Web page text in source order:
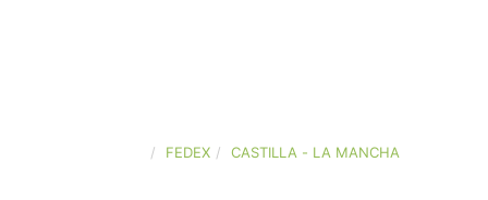
FEDEX CASTILLA - LA MANCHA